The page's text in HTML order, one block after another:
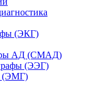
(ЭКГ)
АД (СМАД)
(ЭЭГ)
(ЭМГ)